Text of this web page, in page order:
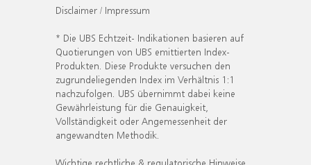
Disclaimer / Impressum
* Die UBS Echtzeit- Indikationen basieren auf
Quotierungen von UBS emittierten Index-
Produkten. Diese Produkte versuchen den
zugrundeliegenden Index im Verhältnis 1:1
nachzufolgen. UBS übernimmt dabei keine
Gewährleistung für die Genauigkeit,
Vollständigkeit oder Angemessenheit der
angewandten Methodik.